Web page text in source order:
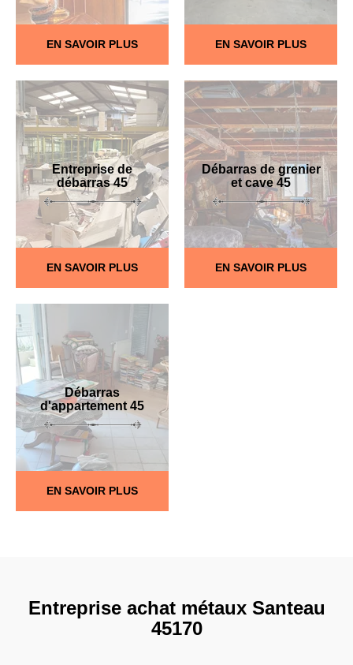
EN SAVOIR PLUS EN SAVOIR PLUS
Entreprise de
débarras 45
EN SAVOIR PLUS
Débarras de grenier
et cave 45
EN SAVOIR PLUS
Débarras
d'appartement 45
EN SAVOIR PLUS
Entreprise achat métaux Santeau
45170